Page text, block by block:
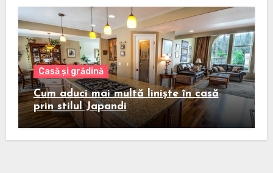
Casă și grădină
Cum aduci mai multă liniște în casă
prin stilul Japandi